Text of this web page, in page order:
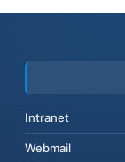
Intranet
Webmail